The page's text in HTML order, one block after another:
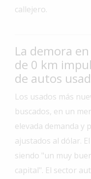
Interés
Ciudad
Deportes
y
Espectáculos
Policiales
Cartelera
Fotos
callejero.
La demora
de 0 km
de autos
Los usados más
buscados, en un
elevada demanda y
ajustados al dólar.
siendo "un muy
capital". El sector